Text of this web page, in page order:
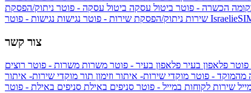
הכשרה - פוטר ביטול עסקה ביטול עסקה - פוטר ניתוק/הפסקת
שירות ניתוק/הפסקת שירות - פוטר נגישות
צור קשר
פוטר פלאפון בעיר פלאפון בעיר - פוטר משרות משרות - פוטר רוצים
מהמוקד - פוטר מוקדי שירות- איתור וזימון תור מוקדי שירות- איתור
שירות לקוחות במייל - פוטר סניפים באילת סניפים באילת - פוטר